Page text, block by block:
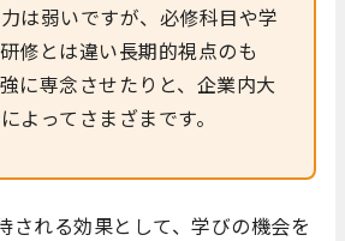
は弱いですが、必修科目や学
修とは違い長期的視点のも
に専念させたりと、企業内大
よってさまざまです。
される効果として、学びの機会を